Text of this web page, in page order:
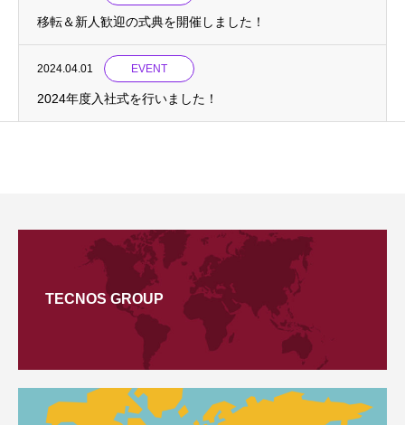
移転＆新人歓迎の式典を開催しました！
2024.04.01 EVENT
2024年度入社式を行いました！
TECNOS GROUP